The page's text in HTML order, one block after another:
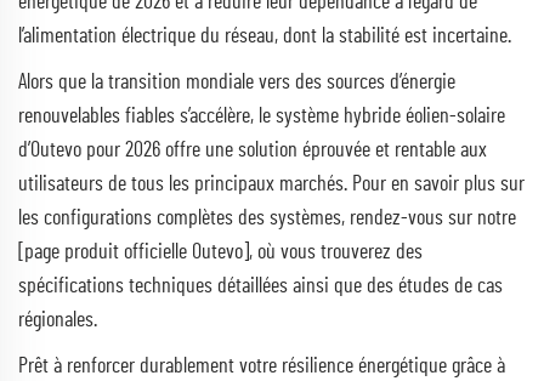
l’alimentation électrique du réseau, dont la stabilité est incertaine.
Alors que la transition mondiale vers des sources d’énergie
renouvelables fiables s’accélère, le système hybride éolien-solaire
d’Outevo pour 2026 offre une solution éprouvée et rentable aux
utilisateurs de tous les principaux marchés. Pour en savoir plus sur
les configurations complètes des systèmes, rendez-vous sur notre
[page produit officielle Outevo], où vous trouverez des
spécifications techniques détaillées ainsi que des études de cas
régionales.
Prêt à renforcer durablement votre résilience énergétique grâce à